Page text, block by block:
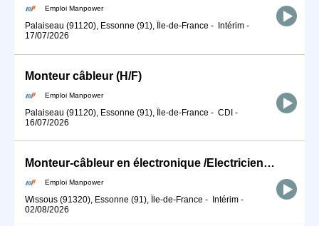
Emploi Manpower
Palaiseau (91120), Essonne (91), Île-de-France - Intérim -
17/07/2026
Monteur câbleur (H/F)
Emploi Manpower
Palaiseau (91120), Essonne (91), Île-de-France - CDI -
16/07/2026
Monteur-câbleur en électronique /Electricien / Electronicien (H/F)
Emploi Manpower
Wissous (91320), Essonne (91), Île-de-France - Intérim -
02/08/2026